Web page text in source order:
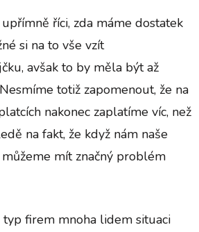
říci, zda máme dostatek
si na to vše vzít
avšak to by měla být až
totiž zapomenout, že na
nakonec zaplatíme víc, než
na fakt, že když nám naše
mít značný problém
firem mnoha lidem situaci